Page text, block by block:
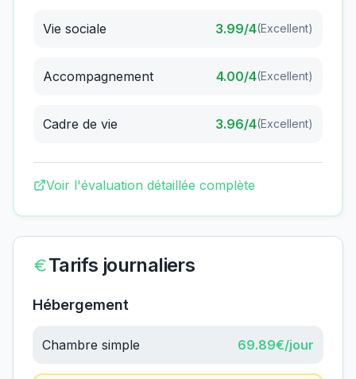
Vie sociale 3.99/4(Excellent)
Accompagnement 4.00/4(Excellent)
Cadre de vie 3.96/4(Excellent)
Voir l'évaluation détaillée complète
Tarifs journaliers
Hébergement
Chambre simple 69.89€/jour